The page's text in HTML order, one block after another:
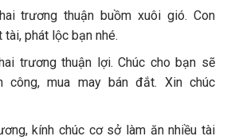
trương thuận buồm xuôi gió. Con
phát lộc bạn nhé.
trương thuận lợi. Chúc cho bạn sẽ
công, mua may bán đắt. Xin chúc
kính chúc cơ sở làm ăn nhiều tài